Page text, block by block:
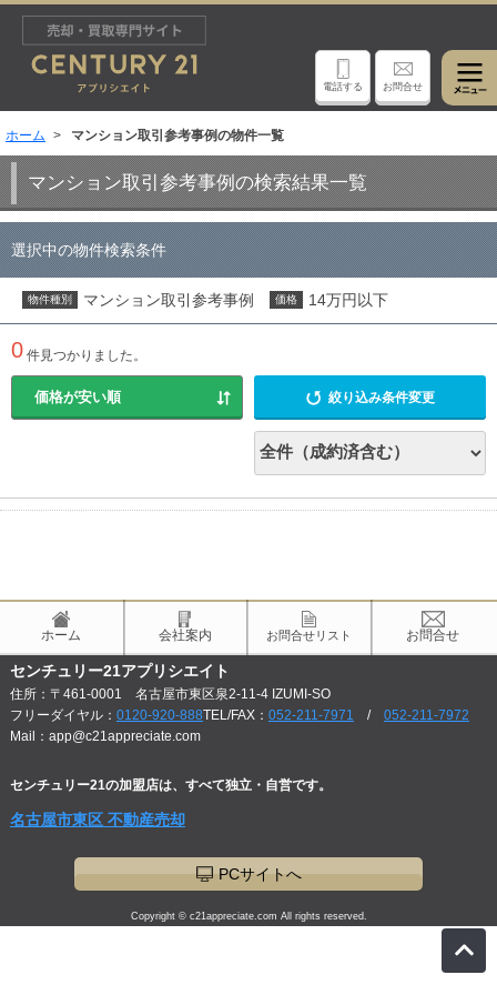
電話する お問合せ
ホーム マンション取引参考事例の物件一覧
マンション取引参考事例の検索結果一覧
選択中の物件検索条件
物件種別 マンション取引参考事例 価格 14万円以下
0 件見つかりました。
絞り込み条件変更
ホーム 会社案内 お問合せリスト お問合せ
センチュリー21アプリシエイト
住所：〒461-0001 名古屋市東区泉2-11-4 IZUMI-SO
フリーダイヤル： 0120-920-888TEL/FAX： 052-211-7971 / 052-211-7972
Mail：app@c21appreciate.com
センチュリー21の加盟店は、すべて独立・自営です。
名古屋市東区 不動産売却
PCサイトへ
Copyright © c21appreciate.com All rights reserved.